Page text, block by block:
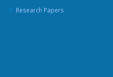
Research Papers